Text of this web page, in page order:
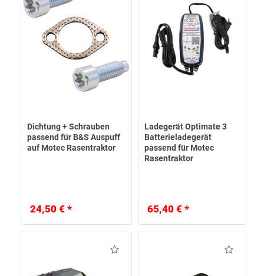
Dichtung + Schrauben
passend für B&S Auspuff
auf Motec Rasentraktor
24,50 € *
Ladegerät Optimate 3
Batterieladegerät
passend für Motec
Rasentraktor
65,40 € *